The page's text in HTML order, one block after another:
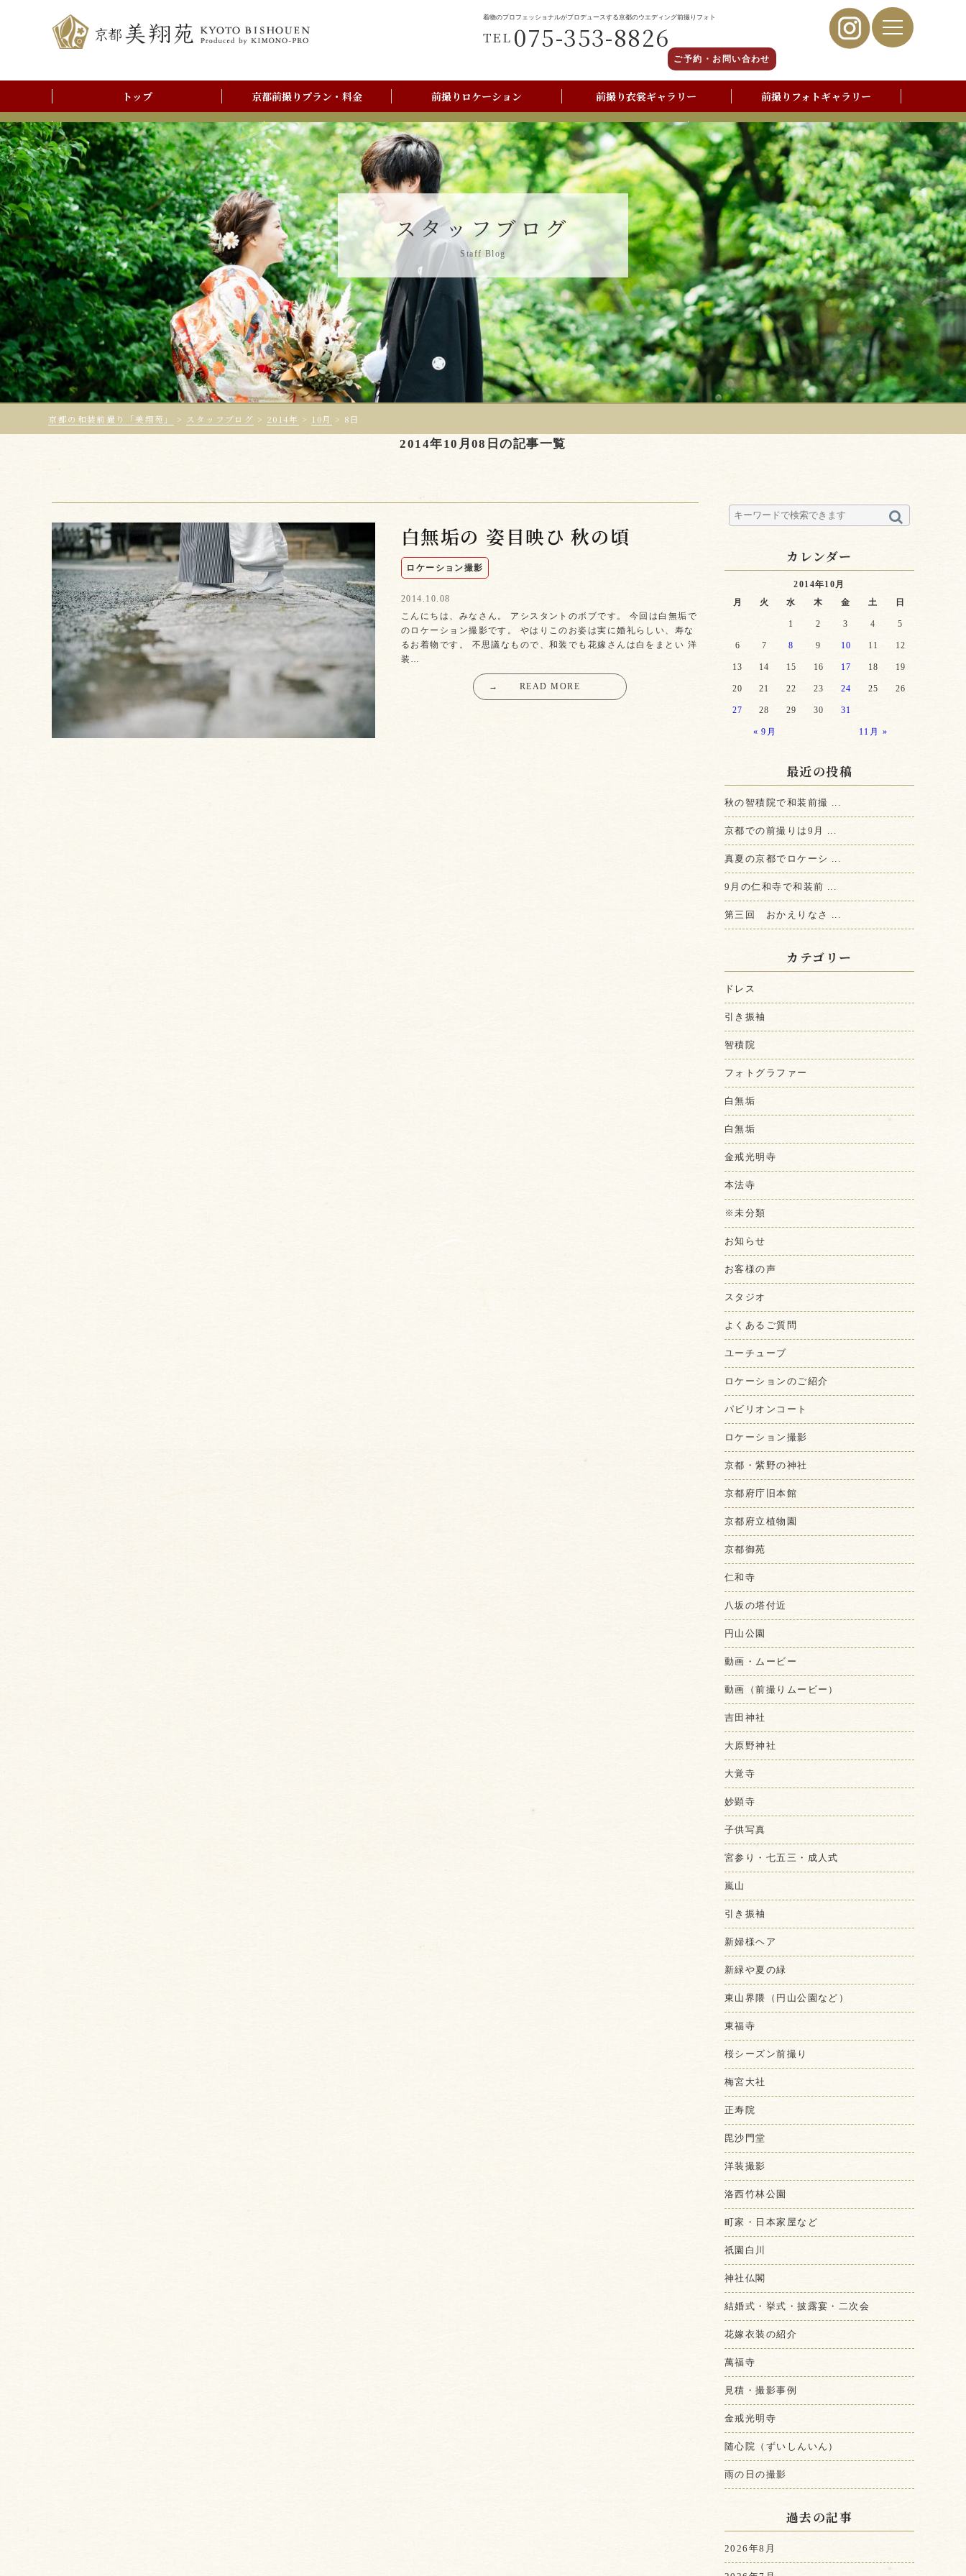
着物のプロフェッショナルがプロデュースする京都のウエディング前撮りフォト
TEL 075-353-8826
ご予約・お問い合わせ
トップ 京都前撮りプラン・料金 前撮りロケーション 前撮り衣裳ギャラリー 前撮りフォトギャラリー
前撮りアルバム 前撮りご利用の流れ 京都美翔苑店舗情報 写真撮影よくあるご質問
スタッフブログ
Staff Blog
京都の和装前撮り「美翔苑」 > スタッフブログ > 2014年 > 10月 > 8日
2014年10月08日の記事一覧
白無垢の 姿目映ひ 秋の頃
ロケーション撮影
2014.10.08
こんにちは、みなさん。 アシスタントのボブです。 今回は白無垢で
のロケーション撮影です。 やはりこのお姿は実に婚礼らしい、寿な
るお着物です。 不思議なもので、和装でも花嫁さんは白をまとい 洋
装…
→ READ MORE
カレンダー
2014年10月
月
火 水 木 金 土 日
« 9月 11月 »
1 2 3 4 5
6 7 8 9 10 11 12
13 14 15 16 17 18 19
20 21 22 23 24 25 26
27 28 29 30 31
最近の投稿
秋の智積院で和装前撮 ...
京都での前撮りは9月 ...
真夏の京都でロケーシ ...
9月の仁和寺で和装前 ...
第三回 おかえりなさ ...
カテゴリー
ドレス
引き振袖
智積院
フォトグラファー
白無垢
白無垢
金戒光明寺
本法寺
※未分類
お知らせ
お客様の声
スタジオ
よくあるご質問
ユーチューブ
ロケーションのご紹介
パビリオンコート
ロケーション撮影
京都・紫野の神社
京都府庁旧本館
京都府立植物園
京都御苑
仁和寺
八坂の塔付近
円山公園
動画・ムービー
動画（前撮りムービー）
吉田神社
大原野神社
大覚寺
妙顕寺
子供写真
宮参り・七五三・成人式
嵐山
引き振袖
新婦様ヘア
新緑や夏の緑
東山界隈（円山公園など）
東福寺
桜シーズン前撮り
梅宮大社
正寿院
毘沙門堂
洋装撮影
洛西竹林公園
町家・日本家屋など
祇園白川
神社仏閣
結婚式・挙式・披露宴・二次会
花嫁衣装の紹介
萬福寺
見積・撮影事例
金戒光明寺
随心院（ずいしんいん）
雨の日の撮影
過去の記事
2026年8月